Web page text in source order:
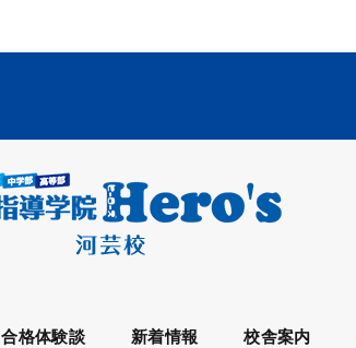
合格体験談 新着情報 校舎案内